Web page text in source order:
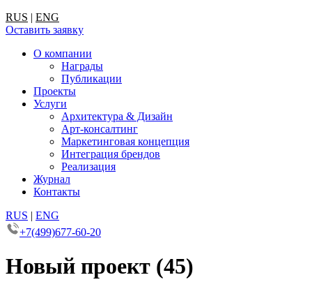
RUS | ENG
Оставить заявку
О компании
Награды
Публикации
Проекты
Услуги
Архитектура & Дизайн
Арт-консалтинг
Маркетинговая концепция
Интеграция брендов
Реализация
Журнал
Контакты
RUS | ENG
+7(499)677-60-20
Новый проект (45)